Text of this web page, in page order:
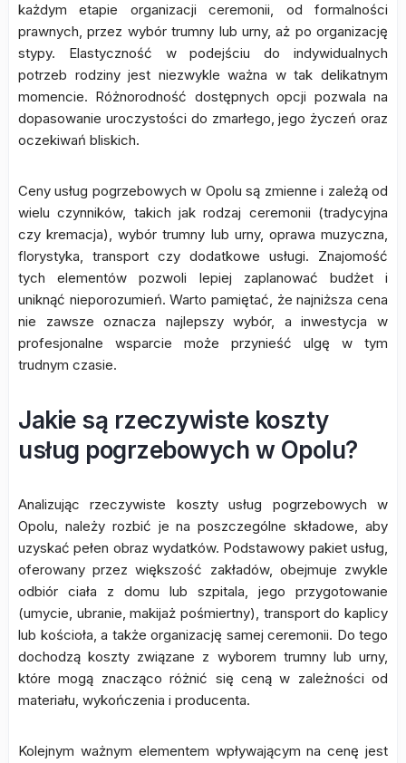
każdym etapie organizacji ceremonii, od formalności
prawnych, przez wybór trumny lub urny, aż po organizację
stypy. Elastyczność w podejściu do indywidualnych
potrzeb rodziny jest niezwykle ważna w tak delikatnym
momencie. Różnorodność dostępnych opcji pozwala na
dopasowanie uroczystości do zmarłego, jego życzeń oraz
oczekiwań bliskich.
Ceny usług pogrzebowych w Opolu są zmienne i zależą od
wielu czynników, takich jak rodzaj ceremonii (tradycyjna
czy kremacja), wybór trumny lub urny, oprawa muzyczna,
florystyka, transport czy dodatkowe usługi. Znajomość
tych elementów pozwoli lepiej zaplanować budżet i
uniknąć nieporozumień. Warto pamiętać, że najniższa cena
nie zawsze oznacza najlepszy wybór, a inwestycja w
profesjonalne wsparcie może przynieść ulgę w tym
trudnym czasie.
Jakie są rzeczywiste koszty
usług pogrzebowych w Opolu?
Analizując rzeczywiste koszty usług pogrzebowych w
Opolu, należy rozbić je na poszczególne składowe, aby
uzyskać pełen obraz wydatków. Podstawowy pakiet usług,
oferowany przez większość zakładów, obejmuje zwykle
odbiór ciała z domu lub szpitala, jego przygotowanie
(umycie, ubranie, makijaż pośmiertny), transport do kaplicy
lub kościoła, a także organizację samej ceremonii. Do tego
dochodzą koszty związane z wyborem trumny lub urny,
które mogą znacząco różnić się ceną w zależności od
materiału, wykończenia i producenta.
Kolejnym ważnym elementem wpływającym na cenę jest